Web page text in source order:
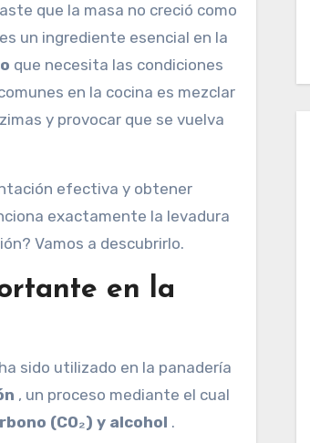
que la masa no creció como
un ingrediente esencial en la
que necesita las condiciones
en la cocina es mezclar
y provocar que se vuelva
efectiva y obtener
exactamente la levadura
Vamos a descubrirlo.
en la
sido utilizado en la panadería
, un proceso mediante el cual
(CO₂) y alcohol .